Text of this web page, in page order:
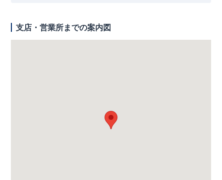
支店・営業所までの案内図